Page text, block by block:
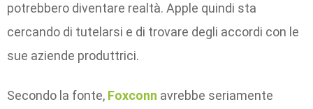
potrebbero diventare realtà. Apple quindi sta
cercando di tutelarsi e di trovare degli accordi con le
sue aziende produttrici.
Secondo la fonte, Foxconn avrebbe seriamente